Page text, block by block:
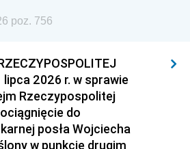
poz. 756
lipca 2026 r. w sprawie
Rzeczypospolitej
do
posła Wojciecha
w punkcie drugim